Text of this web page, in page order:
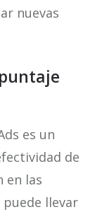
nuevas
es un
de
en las
llevar